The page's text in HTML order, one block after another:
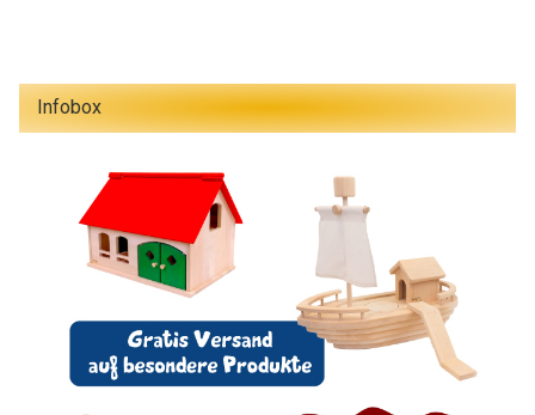
Infobox